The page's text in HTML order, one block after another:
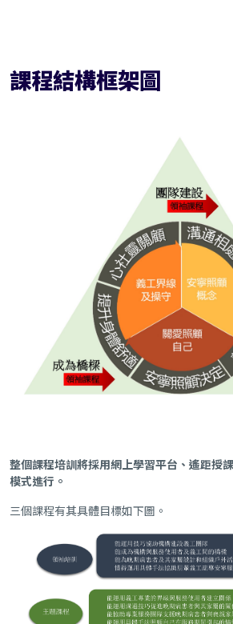
課程結構框架圖
整個課程培訓將採用網上學習平台、遙距授
模式進行。
三個課程有其具體目標如下圖。